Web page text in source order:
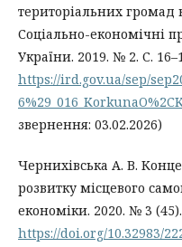
територіальних громад
Соціально-економічні
України. 2019. № 2. С.
https://ird.gov.ua/sep/
звернення: 03.02.2026)
Чернихівська А. В.
розвитку місцевого
економіки. 2020. № 3 (45).
https://doi.org/10.32983/